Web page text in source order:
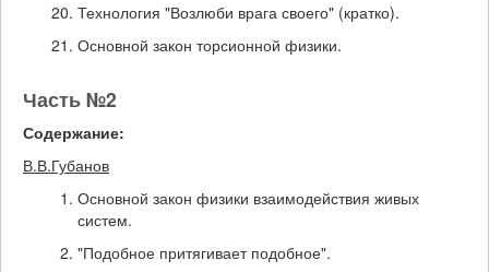
Технология "Возлюби врага своего" (кратко).
Основной закон торсионной физики.
Часть №2
Содержание:
В.В.Губанов
Основной закон физики взаимодействия живых
систем.
"Подобное притягивает подобное".